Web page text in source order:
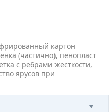
картон
(частично), пенопласт
с ребрами жесткости,
ярусов при